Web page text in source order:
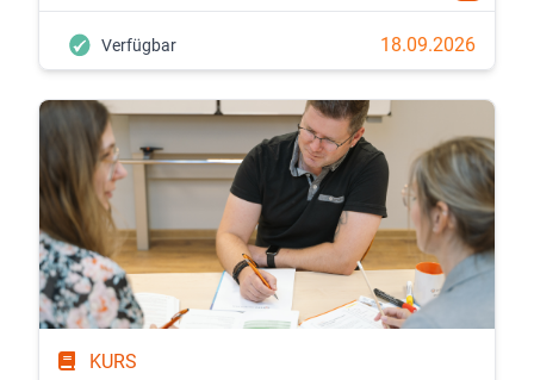
Verfügbar 18.09.2026
KURS